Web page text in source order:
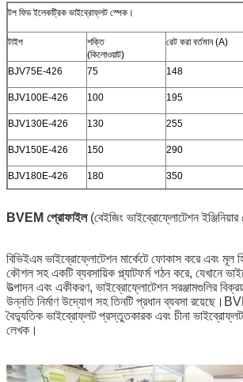
টপ ফিড ইলেকট্রিক ভাইব্রোফ্লট স্পেক।
টাইপ
শক্তি
(কিলোওয়াট)
রেট করা বর্তমান (A)
BJV75E-426
75 148
BJV100E-426 100 195
BJV130E-426 130 255
BJV150E-426 150 290
BJV180E-426 180 350
BVEM প্রোফাইল (বেইজিং ভাইব্রোফ্লোটেশন
বিভিইএম ভাইব্রোফ্লোটেশন মার্কেটে ফোকাস করে এবং মূল
কৌশল সহ একটি ব্যবসায়িক প্ল্যাটফর্ম গঠন করে, যেখানে
উত্পাদন এবং একীকরণ, ভাইব্রোফ্লোটেশন সরঞ্জামগুলির
উন্নতি নির্মাণ উদ্যোগ সহ তিনটি প্রধান ব্যবসা
বৈদ্যুতিক ভাইব্রোফ্লট প্রস্তুতকারক এবং চীনা
লেখক।